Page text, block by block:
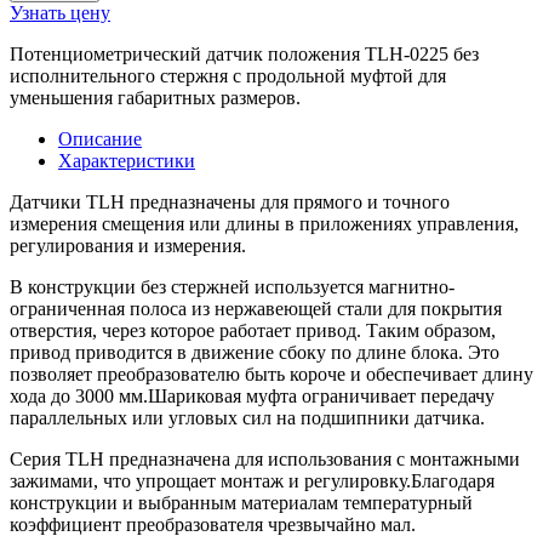
Узнать цену
Потенциометрический датчик положения TLH-0225 без
исполнительного стержня с продольной муфтой для
уменьшения габаритных размеров.
Описание
Характеристики
Датчики TLH предназначены для прямого и точного
измерения смещения или длины в приложениях управления,
регулирования и измерения.
В конструкции без стержней используется магнитно-
ограниченная полоса из нержавеющей стали для покрытия
отверстия, через которое работает привод. Таким образом,
привод приводится в движение сбоку по длине блока. Это
позволяет преобразователю быть короче и обеспечивает длину
хода до 3000 мм.Шариковая муфта ограничивает передачу
параллельных или угловых сил на подшипники датчика.
Серия TLH предназначена для использования с монтажными
зажимами, что упрощает монтаж и регулировку.Благодаря
конструкции и выбранным материалам температурный
коэффициент преобразователя чрезвычайно мал.